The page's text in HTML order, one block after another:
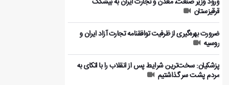
قرقیزستان
ضرورت بهره‌گیری از ظرفیت توافقنامه تجارت آزاد ایران و
روسیه
پزشکیان: سخت‌ترین شرایط پس از انقلاب را با اتکای به
مردم پشت سر گذاشتیم